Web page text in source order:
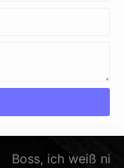
Boss, ich weiß ni